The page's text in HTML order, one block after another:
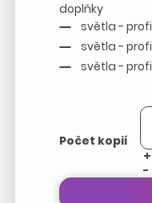
doplňky
světla -
světla -
světla -
Počet kopií
+
-